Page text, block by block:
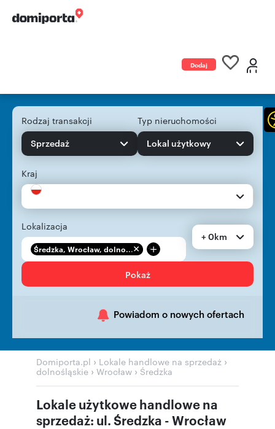
Dodaj
Rodzaj transakcji
Sprzedaż
Typ nieruchomości
Lokal użytkowy
Kraj
Lokalizacja
Średzka, Wrocław, dolno... +
+ 0km
Pokaż
Powiadom o nowych ofertach
Domiporta.pl › Lokale handlowe na sprzedaż ›
dolnośląskie › Wrocław › Średzka
Lokale użytkowe handlowe na
sprzedaż: ul. Średzka - Wrocław